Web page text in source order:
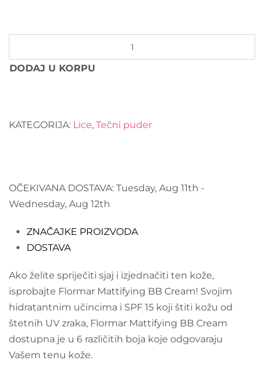
DODAJ U KORPU
KATEGORIJA: Lice, Tečni puder
OČEKIVANA DOSTAVA: Tuesday, Aug 11th -
Wednesday, Aug 12th
ZNAČAJKE PROIZVODA
DOSTAVA
Ako želite spriječiti sjaj i izjednačiti ten kože,
isprobajte Flormar Mattifying BB Cream! Svojim
hidratantnim učincima i SPF 15 koji štiti kožu od
štetnih UV zraka, Flormar Mattifying BB Cream
dostupna je u 6 različitih boja koje odgovaraju
Vašem tenu kože.